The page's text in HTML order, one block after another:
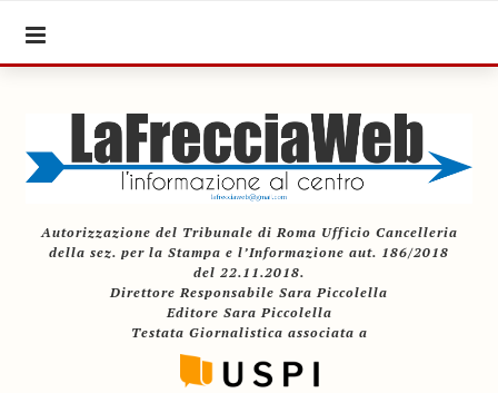
Autorizzazione del Tribunale di Roma Ufficio Cancelleria
della sez. per la Stampa e l’Informazione aut. 186/2018
del 22.11.2018.
Direttore Responsabile Sara Piccolella
Editore Sara Piccolella
Testata Giornalistica associata a